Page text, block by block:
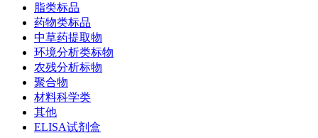
脂类标品
药物类标品
中草药提取物
环境分析类标物
农残分析标物
聚合物
材料科学类
其他
ELISA试剂盒